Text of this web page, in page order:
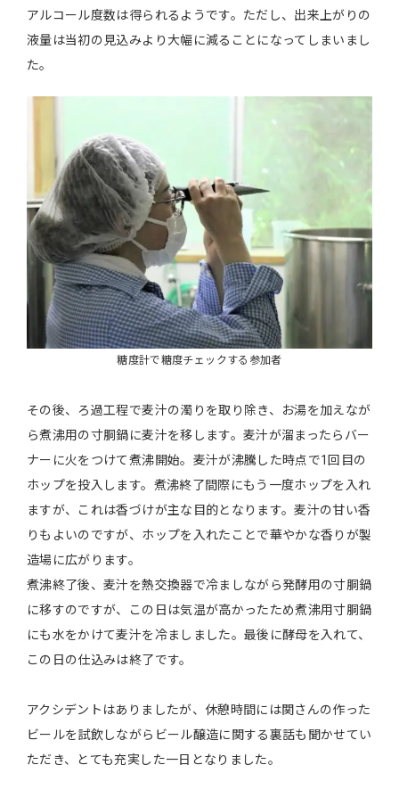
アルコール度数は得られるようです。ただし、出来上がりの
液量は当初の見込みより大幅に減ることになってしまいまし
た。
糖度計で糖度チェックする参加者
その後、ろ過工程で麦汁の濁りを取り除き、お湯を加えなが
ら煮沸用の寸胴鍋に麦汁を移します。麦汁が溜まったらバー
ナーに火をつけて煮沸開始。麦汁が沸騰した時点で1回目の
ホップを投入します。煮沸終了間際にもう一度ホップを入れ
ますが、これは香づけが主な目的となります。麦汁の甘い香
りもよいのですが、ホップを入れたことで華やかな香りが製
造場に広がります。
煮沸終了後、麦汁を熱交換器で冷ましながら発酵用の寸胴鍋
に移すのですが、この日は気温が高かったため煮沸用寸胴鍋
にも水をかけて麦汁を冷ましました。最後に酵母を入れて、
この日の仕込みは終了です。
アクシデントはありましたが、休憩時間には関さんの作った
ビールを試飲しながらビール醸造に関する裏話も聞かせてい
ただき、とても充実した一日となりました。